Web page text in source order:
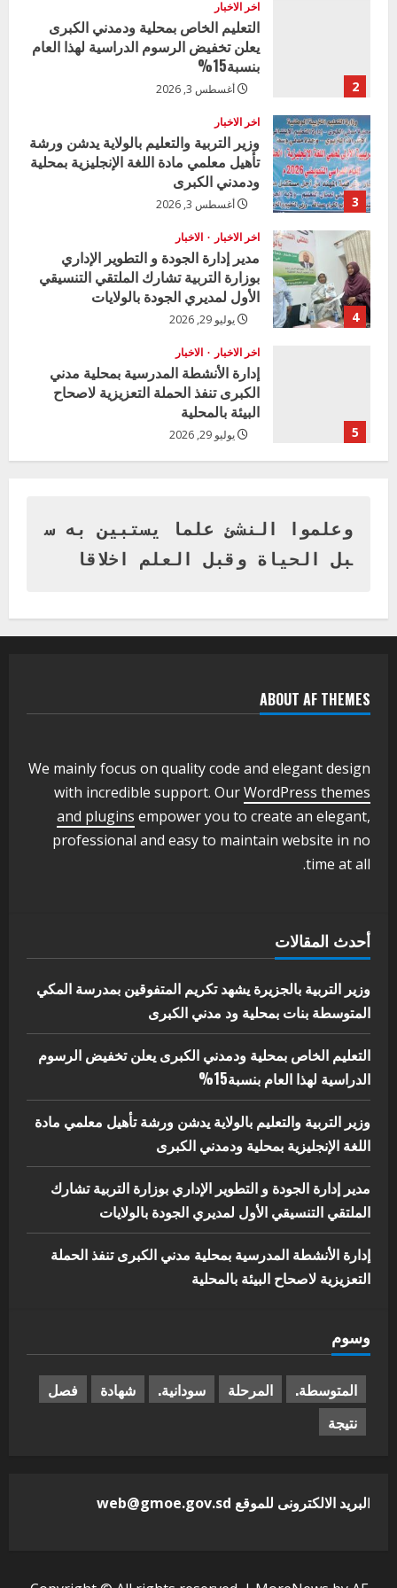
2
اخر الاخبار
التعليم الخاص بمحلية ودمدني الكبرى
يعلن تخفيض الرسوم الدراسية لهذا العام
بنسبة15%
أغسطس 3, 2026
3
اخر الاخبار
وزير التربية والتعليم بالولاية يدشن ورشة
تأهيل معلمي مادة اللغة الإنجليزية بمحلية
ودمدني الكبرى
أغسطس 3, 2026
4
اخر الاخبار الاخبار
مدير إدارة الجودة و التطوير الإداري
بوزارة التربية تشارك الملتقي التنسيقي
الأول لمديري الجودة بالولايات
يوليو 29, 2026
5
اخر الاخبار الاخبار
إدارة الأنشطة المدرسية بمحلية مدني
الكبرى تنفذ الحملة التعزيزية لاصحاح
البيئة بالمحلية
يوليو 29, 2026
بنات بمحلية ود مدني الكبرى
أغسطس 3, 2026
يعلن تخفيض الرسوم الدراسية لهذا العام
بنسبة15%
3
وزير التربية والتعليم بالولاية يدشن ورشة
أغسطس 3, 2026
اخر الاخبار الاخبار
مدير إدارة الجودة و التطوير الإداري
بوزارة التربية تشارك الملتقي التنسيقي
5
البيئة بالمحلية
يوليو 29, 2026
وعلموا النشئ علما يستبين به س
بل الحياة وقبل العلم اخلاقا
ABOUT AF THEMES
We mainly focus on quality code and elegant design
with incredible support. OurWordPress themes
and plugins empower you to create an elegant,
professional and easy to maintain website in no
time at all.
أحدث المقالات
وزير التربية بالجزيرة يشهد تكريم المتفوقين بمدرسة المكي
المتوسطة بنات بمحلية ود مدني الكبرى
التعليم الخاص بمحلية ودمدني الكبرى يعلن تخفيض الرسوم
الدراسية لهذا العام بنسبة15%
وزير التربية والتعليم بالولاية يدشن ورشة تأهيل معلمي مادة
اللغة الإنجليزية بمحلية ودمدني الكبرى
مدير إدارة الجودة و التطوير الإداري بوزارة التربية تشارك
الملتقي التنسيقي الأول لمديري الجودة بالولايات
إدارة الأنشطة المدرسية بمحلية مدني الكبرى تنفذ الحملة
التعزيزية لاصحاح البيئة بالمحلية
وسوم
المتوسطة. المرحلة سودانية. شهادة
فصل
نتيجة
البريد الالكترونى للموقع web@gmoe.gov.sd